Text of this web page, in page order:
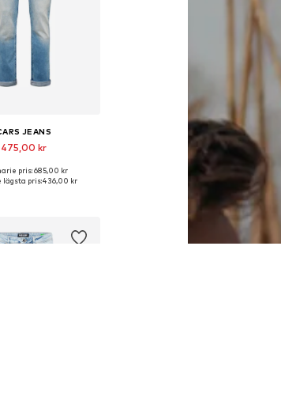
JEANS
475,00 kr
i många storlekar
pris: 685,00 kr
lägsta pris:436,00 kr